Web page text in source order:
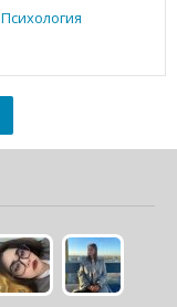
Психология